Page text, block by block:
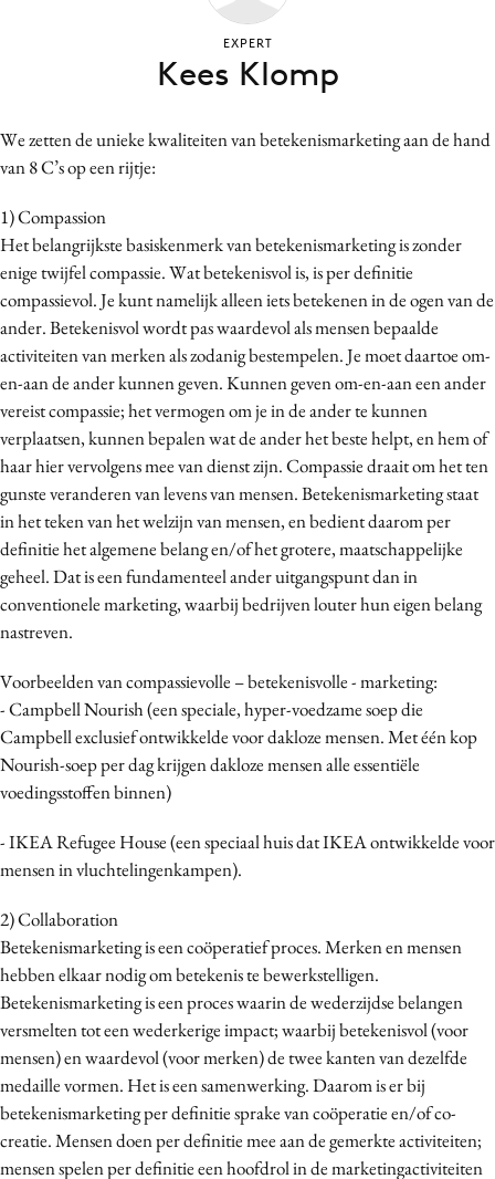
Craft
Data & Insights
Design
Digital transformation
Diversiteit
Effectiviteit
Gedragsverandering
Influencer marketing
Interne communicatie
Martech
Media
Merkstrategie
PR
Programmatic
Reputatie & crisis
We zetten de unieke kwaliteiten van betekenismarketing aan de hand
van 8 C’s op een rijtje:
1) Compassion
Het belangrijkste basiskenmerk van betekenismarketing is zonder
enige twijfel compassie. Wat betekenisvol is, is per definitie
compassievol. Je kunt namelijk alleen iets betekenen in de ogen van de
ander. Betekenisvol wordt pas waardevol als mensen bepaalde
activiteiten van merken als zodanig bestempelen. Je moet daartoe om-
en-aan de ander kunnen geven. Kunnen geven om-en-aan een ander
vereist compassie; het vermogen om je in de ander te kunnen
verplaatsen, kunnen bepalen wat de ander het beste helpt, en hem of
haar hier vervolgens mee van dienst zijn. Compassie draait om het ten
gunste veranderen van levens van mensen. Betekenismarketing staat
in het teken van het welzijn van mensen, en bedient daarom per
definitie het algemene belang en/of het grotere, maatschappelijke
geheel. Dat is een fundamenteel ander uitgangspunt dan in
conventionele marketing, waarbij bedrijven louter hun eigen belang
nastreven.
Voorbeelden van compassievolle – betekenisvolle - marketing:
- Campbell Nourish (een speciale, hyper-voedzame soep die
Campbell exclusief ontwikkelde voor dakloze mensen. Met één kop
Nourish-soep per dag krijgen dakloze mensen alle essentiële
voedingsstoffen binnen)
- IKEA Refugee House (een speciaal huis dat IKEA ontwikkelde voor
mensen in vluchtelingenkampen).
2) Collaboration
Betekenismarketing is een coöperatief proces. Merken en mensen
hebben elkaar nodig om betekenis te bewerkstelligen.
Betekenismarketing is een proces waarin de wederzijdse belangen
versmelten tot een wederkerige impact; waarbij betekenisvol (voor
mensen) en waardevol (voor merken) de twee kanten van dezelfde
medaille vormen. Het is een samenwerking. Daarom is er bij
betekenismarketing per definitie sprake van coöperatie en/of co-
creatie. Mensen doen per definitie mee aan de gemerkte activiteiten;
mensen spelen per definitie een hoofdrol in de marketingactiviteiten
EXPERT
Kees Klomp